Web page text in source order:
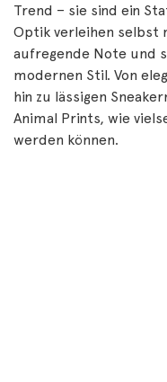
Trend – sie sind ein
Optik verleihen selbst
aufregende Note und
modernen Stil. Von
hin zu lässigen
Animal Prints, wie
werden können.